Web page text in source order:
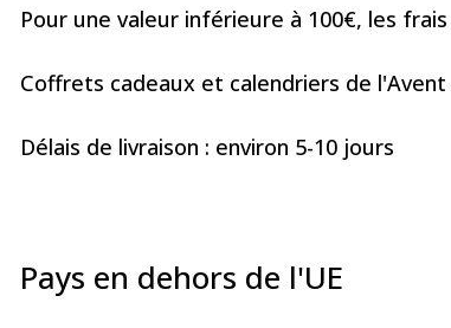
Pour une valeur inférieure à 100€, les
Coffrets cadeaux et calendriers de
Délais de livraison : environ 5-10 jours
Pays en dehors de l'UE